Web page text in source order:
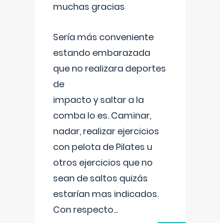
muchas gracias
Sería más conveniente
estando embarazada
que no realizara deportes
de
impacto y saltar a la
comba lo es. Caminar,
nadar, realizar ejercicios
con pelota de Pilates u
otros ejercicios que no
sean de saltos quizás
estarían mas indicados.
Con respecto...